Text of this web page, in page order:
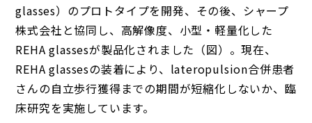
glasses）のプロトタイプを開発、その後、シャープ
株式会社と協同し、高解像度、小型・軽量化した
REHA glassesが製品化されました（図）。現在、
REHA glassesの装着により、lateropulsion合併患者
さんの自立歩行獲得までの期間が短縮化しないか、臨
床研究を実施しています。